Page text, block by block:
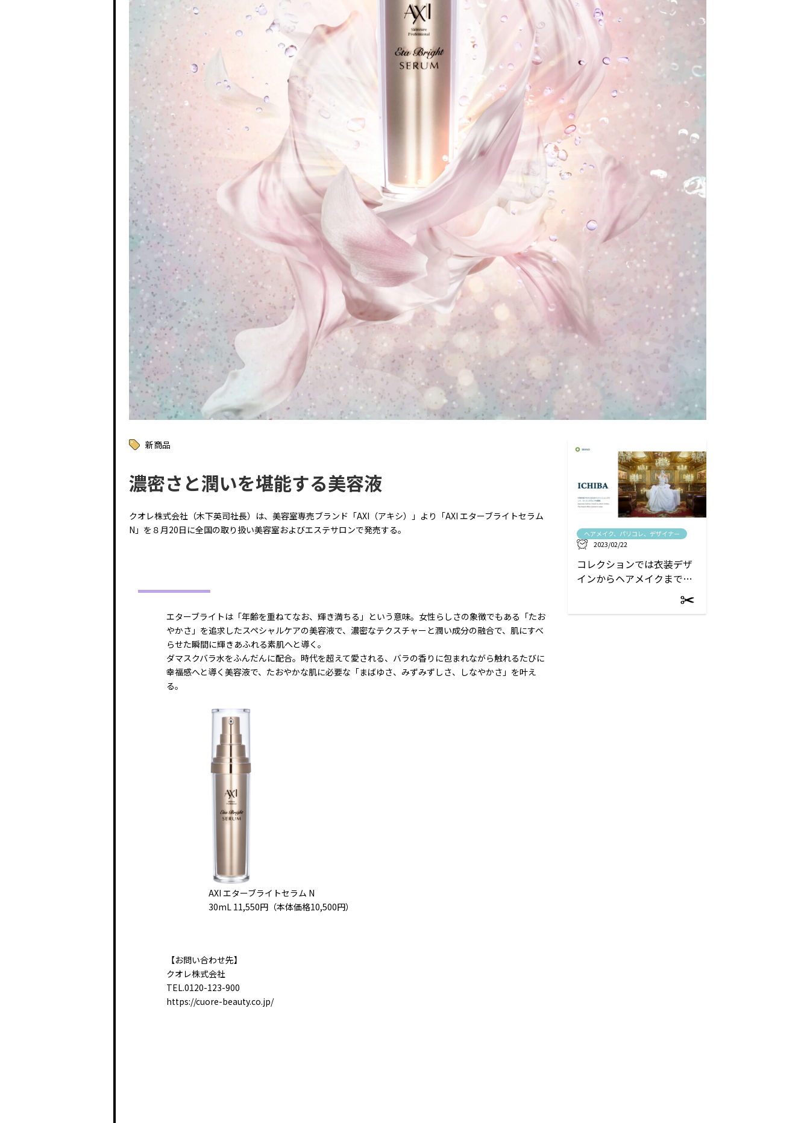
新商品
濃密さと潤いを堪能する美容液
クオレ株式会社（木下英司社長）は、美容室専売ブランド「AXI（アキシ）」より「AXI エターブライトセラム
N」を８月20日に全国の取り扱い美容室およびエステサロンで発売する。
エターブライトは「年齢を重ねてなお、輝き満ちる」という意味。女性らしさの象徴でもある「たお
やかさ」を追求したスペシャルケアの美容液で、濃密なテクスチャーと潤い成分の融合で、肌にすべ
らせた瞬間に輝きあふれる素肌へと導く。
ダマスクバラ水をふんだんに配合。時代を超えて愛される、バラの香りに包まれながら触れるたびに
幸福感へと導く美容液で、たおやかな肌に必要な「まばゆさ、みずみずしさ、しなやかさ」を叶え
る。
AXI エターブライトセラム N
30mL 11,550円（本体価格10,500円）
【お問い合わせ先】
クオレ株式会社
TEL.0120-123-900
https://cuore-beauty.co.jp/
ヘアメイク、パリコレ、デザイナー
2023/02/22
コレクションでは衣装デザ
インからヘアメイクまで担